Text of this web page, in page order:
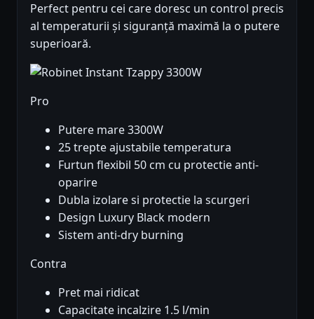
Perfect pentru cei care doresc un control precis
al temperaturii și siguranță maximă la o putere
superioară.
Pro
Putere mare 3300W
25 trepte ajustabile temperatura
Furtun flexibil 50 cm cu protectie anti-
oparire
Dubla izolare si protectie la scurgeri
Design Luxury Black modern
Sistem anti-dry burning
Contra
Pret mai ridicat
Capacitate incalzire 1.5 l/min